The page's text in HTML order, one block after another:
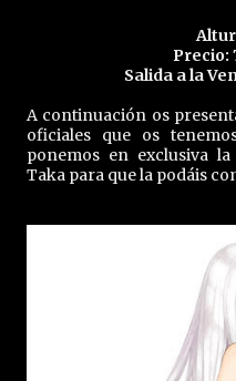
Precio:
Salida a la
A continuación os
oficiales que os
ponemos en exclusiva
Taka para que la podáis